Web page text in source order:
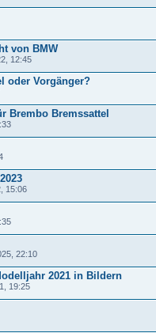
von BMW
12:45
oder Vorgänger?
Brembo Bremssattel
15:06
22:10
2021 in Bildern
19:25